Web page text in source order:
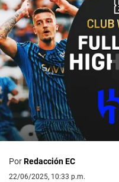
PorRedacción EC
22/06/2025, 10:33 p.m.